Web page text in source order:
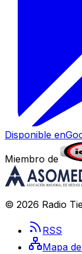
Disponible en
Miembro de
© 2026 Radio
RSS
Mapa